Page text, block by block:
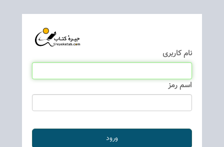
نام كاربری
اسم رمز